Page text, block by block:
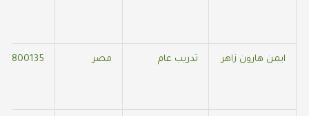
ايمن هارون زاهر تدريب عام مصر